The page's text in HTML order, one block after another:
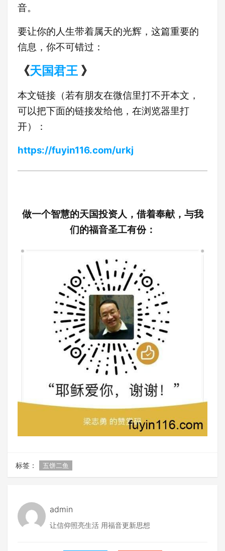
音。
要让你的人生带着属天的光辉，这篇重要的
信息，你不可错过：
《天国君王 》
本文链接（若有朋友在微信里打不开本文，
可以把下面的链接发给他，在浏览器里打
开）：
https://fuyin116.com/urkj
做一个智慧的天国投资人，借着奉献，与我
们的福音圣工有份：
标签： 五饼二鱼
admin
让信仰照亮生活 用福音更新思想